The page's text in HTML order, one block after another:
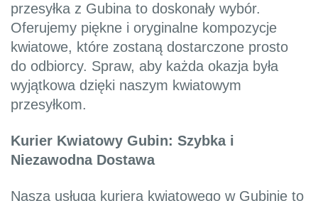
przesyłka z Gubina to doskonały wybór.
Oferujemy piękne i oryginalne kompozycje
kwiatowe, które zostaną dostarczone prosto
do odbiorcy. Spraw, aby każda okazja była
wyjątkowa dzięki naszym kwiatowym
przesyłkom.
Kurier Kwiatowy Gubin: Szybka i
Niezawodna Dostawa
Nasza usługa kuriera kwiatowego w Gubinie to